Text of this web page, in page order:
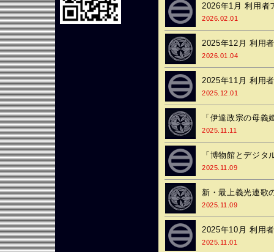
2026年1月 利用者
2026.02.01
2025年12月 利用
2026.01.04
2025年11月 利用
2025.12.01
「伊達政宗の母
2025.11.11
「博物館とデジ
2025.11.09
新・最上義光連歌
2025.11.09
2025年10月 利用
2025.11.01